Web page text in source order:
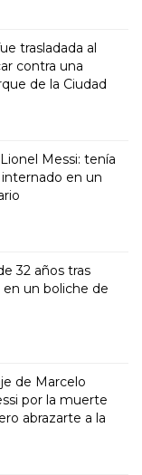
trasladada al
contra una
de la Ciudad
Messi: tenía
en un
32 años tras
un boliche de
de Marcelo
por la muerte
abrazarte a la